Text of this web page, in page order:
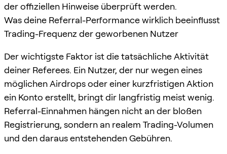
der offiziellen Hinweise überprüft werden.
Was deine Referral-Performance wirklich beeinflusst
Trading-Frequenz der geworbenen Nutzer
Der wichtigste Faktor ist die tatsächliche Aktivität
deiner Referees. Ein Nutzer, der nur wegen eines
möglichen Airdrops oder einer kurzfristigen Aktion
ein Konto erstellt, bringt dir langfristig meist wenig.
Referral-Einnahmen hängen nicht an der bloßen
Registrierung, sondern an realem Trading-Volumen
und den daraus entstehenden Gebühren.